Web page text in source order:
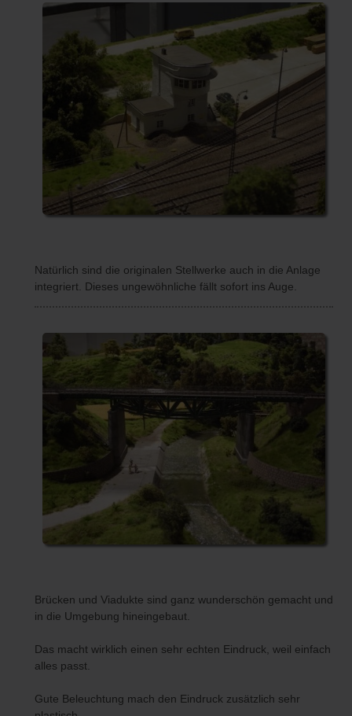
Natürlich sind die originalen Stellwerke auch in die Anlage
integriert. Dieses ungewöhnliche fällt sofort ins Auge.
Brücken und Viadukte sind ganz wunderschön gemacht und
in die Umgebung hineingebaut.
Das macht wirklich einen sehr echten Eindruck, weil einfach
alles passt.
Gute Beleuchtung mach den Eindruck zusätzlich sehr